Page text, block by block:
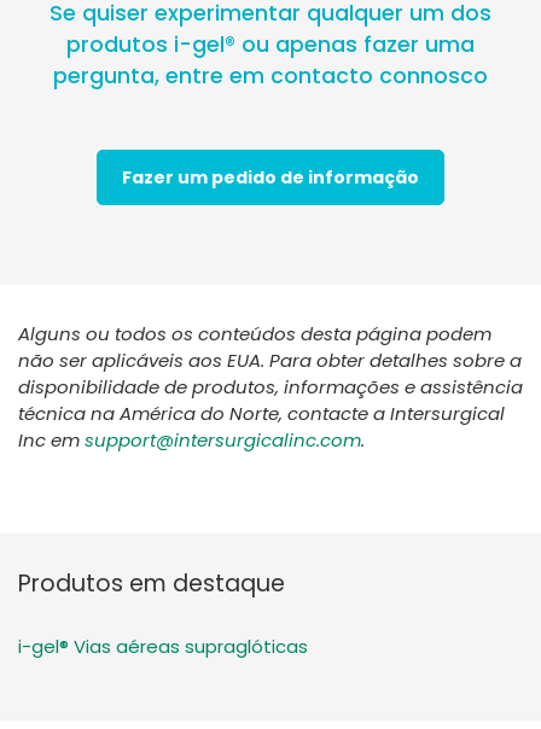
Se quiser experimentar qualquer um dos
produtos i-gel® ou apenas fazer uma
pergunta, entre em contacto connosco
Fazer um pedido de informação
Alguns ou todos os conteúdos desta página podem
não ser aplicáveis aos EUA. Para obter detalhes sobre a
disponibilidade de produtos, informações e assistência
técnica na América do Norte, contacte a Intersurgical
Inc emsupport@intersurgicalinc.com.
Produtos em destaque
i-gel® Vias aéreas supraglóticas